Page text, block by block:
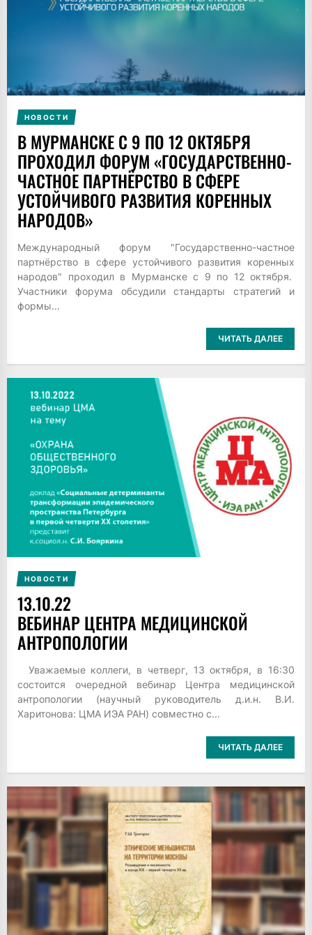
НОВОСТИ
В МУРМАНСКЕ С 9 ПО 12 ОКТЯБРЯ
ПРОХОДИЛ ФОРУМ «ГОСУДАРСТВЕННО-
ЧАСТНОЕ ПАРТНЁРСТВО В СФЕРЕ
УСТОЙЧИВОГО РАЗВИТИЯ КОРЕННЫХ
НАРОДОВ»
Международный форум "Государственно-частное
партнёрство в сфере устойчивого развития коренных
народов" проходил в Мурманске с 9 по 12 октября.
Участники форума обсудили стандарты стратегий и
формы...
ЧИТАТЬ ДАЛЕЕ
НОВОСТИ
13.10.22
ВЕБИНАР ЦЕНТРА МЕДИЦИНСКОЙ
АНТРОПОЛОГИИ
Уважаемые коллеги, в четверг, 13 октября, в 16:30
состоится очередной вебинар Центра медицинской
антропологии (научный руководитель д.и.н. В.И.
Харитонова: ЦМА ИЭА РАН) совместно с...
ЧИТАТЬ ДАЛЕЕ